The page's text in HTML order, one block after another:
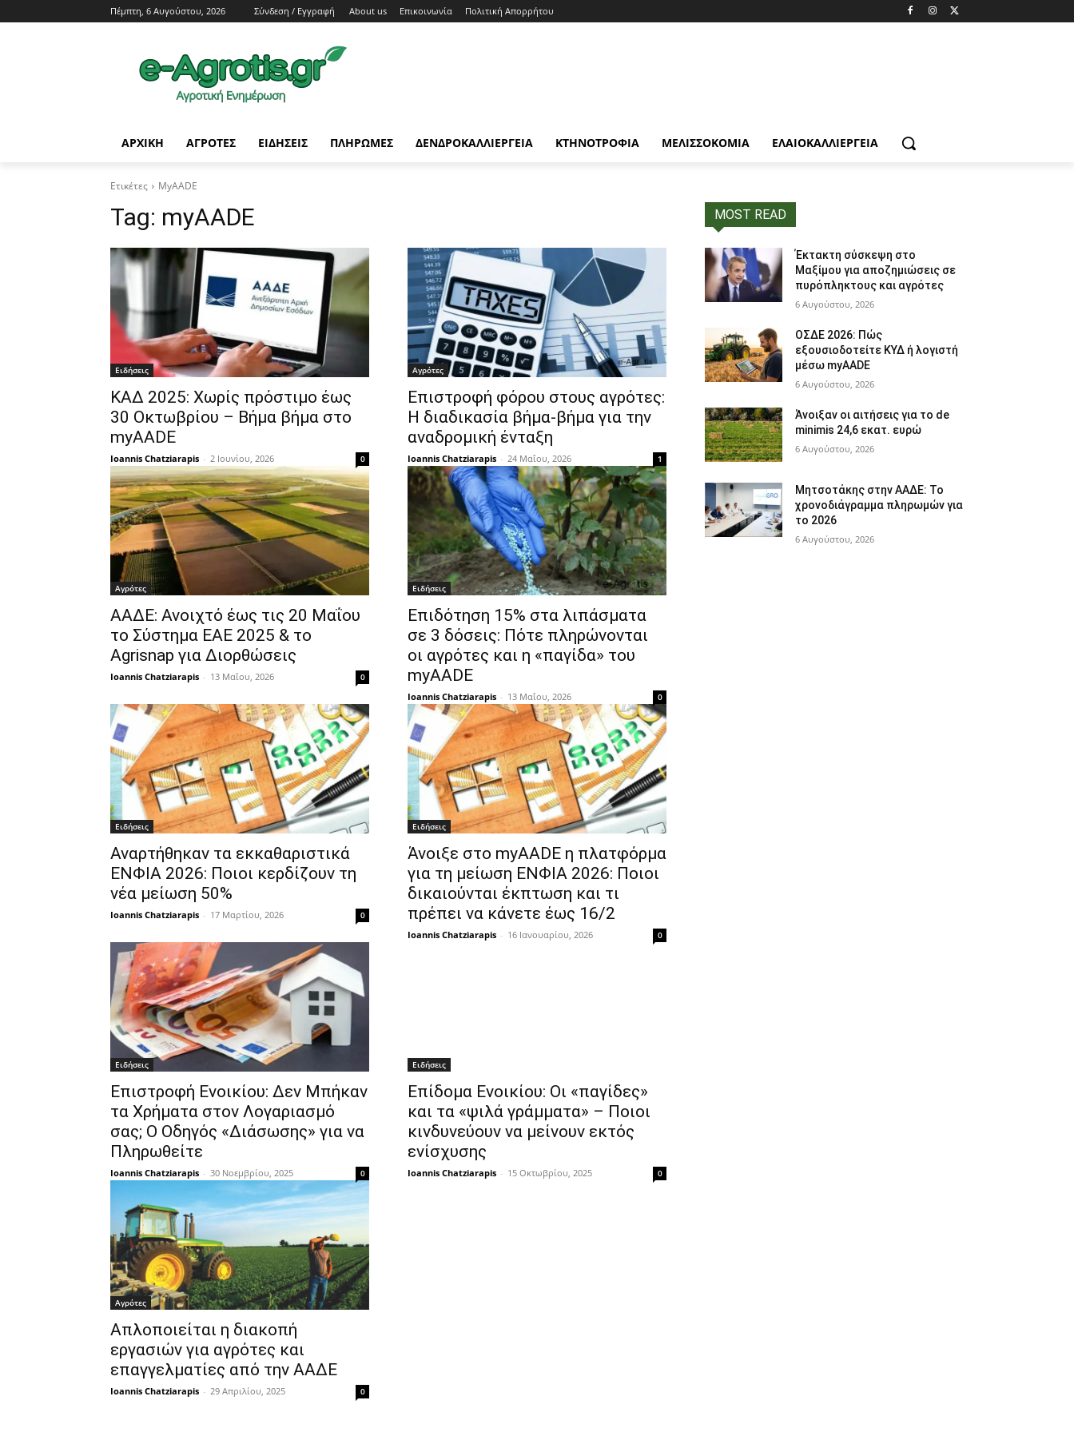
Πέμπτη, 6 Αυγούστου, 2026 Σύνδεση / Εγγραφή About us Επικοινωνία Πολιτική Απορρήτου
ΑΡΧΙΚΗ AΓΡΟΤΕΣ ΕΙΔΗΣΕΙΣ ΠΛΗΡΩΜΕΣ ΔΕΝΔΡΟΚΑΛΛΙΕΡΓΕΙΑ ΚΤΗΝΟΤΡΟΦΙΑ ΜΕΛΙΣΣΟΚΟΜΙΑ ΕΛΑΙΟΚΑΛΛΙΈΡΓΕΙΑ
Ετικέτες MyAADE
Tag: myAADE
Ειδήσεις
ΚΑΔ 2025: Χωρίς πρόστιμο έως
30 Οκτωβρίου – Βήμα βήμα στο
myAADE
Ioannis Chatziarapis - 2 Ιουνίου, 2026 0
Αγρότες
Επιστροφή φόρου στους αγρότες:
Η διαδικασία βήμα-βήμα για την
αναδρομική ένταξη
Ioannis Chatziarapis - 24 Μαΐου, 2026 1
Αγρότες
ΑΑΔΕ: Ανοιχτό έως τις 20 Μαΐου
το Σύστημα ΕΑΕ 2025 & το
Agrisnap για Διορθώσεις
Ioannis Chatziarapis - 13 Μαΐου, 2026 0
Ειδήσεις
Επιδότηση 15% στα λιπάσματα
σε 3 δόσεις: Πότε πληρώνονται
οι αγρότες και η «παγίδα» του
myAADE
Ioannis Chatziarapis - 13 Μαΐου, 2026 0
Ειδήσεις
Αναρτήθηκαν τα εκκαθαριστικά
ΕΝΦΙΑ 2026: Ποιοι κερδίζουν τη
νέα μείωση 50%
Ioannis Chatziarapis - 17 Μαρτίου, 2026 0
Ειδήσεις
Άνοιξε στο myAADE η πλατφόρμα
για τη μείωση ΕΝΦΙΑ 2026: Ποιοι
δικαιούνται έκπτωση και τι
πρέπει να κάνετε έως 16/2
Ioannis Chatziarapis - 16 Ιανουαρίου, 2026 0
Ειδήσεις
Επιστροφή Ενοικίου: Δεν Μπήκαν
τα Χρήματα στον Λογαριασμό
σας; Ο Οδηγός «Διάσωσης» για να
Πληρωθείτε
Ioannis Chatziarapis - 30 Νοεμβρίου, 2025 0
Ειδήσεις
Επίδομα Ενοικίου: Οι «παγίδες»
και τα «ψιλά γράμματα» – Ποιοι
κινδυνεύουν να μείνουν εκτός
ενίσχυσης
Ioannis Chatziarapis - 15 Οκτωβρίου, 2025 0
Αγρότες
Απλοποιείται η διακοπή
εργασιών για αγρότες και
επαγγελματίες από την ΑΑΔΕ
Ioannis Chatziarapis - 29 Απριλίου, 2025 0
MOST READ
Έκτακτη σύσκεψη στο
Μαξίμου για αποζημιώσεις σε
πυρόπληκτους και αγρότες
6 Αυγούστου, 2026
ΟΣΔΕ 2026: Πώς
εξουσιοδοτείτε ΚΥΔ ή λογιστή
μέσω myAADE
6 Αυγούστου, 2026
Άνοιξαν οι αιτήσεις για το de
minimis 24,6 εκατ. ευρώ
6 Αυγούστου, 2026
Μητσοτάκης στην ΑΑΔΕ: Το
χρονοδιάγραμμα πληρωμών για
το 2026
6 Αυγούστου, 2026